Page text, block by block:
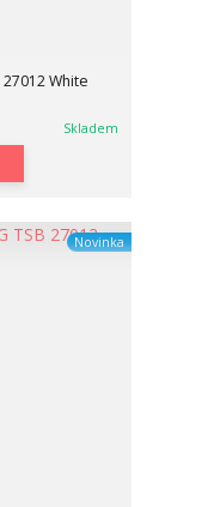
27012 White
Skladem
Novinka